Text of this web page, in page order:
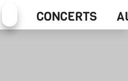
CONCERTS
Alex+